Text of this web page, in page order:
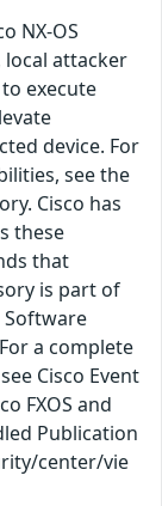
NX-OS
attacker
execute
device. For
see the
Cisco has
these
that
is part of
Software
a complete
Cisco Event
FXOS and
Publication
center/vie